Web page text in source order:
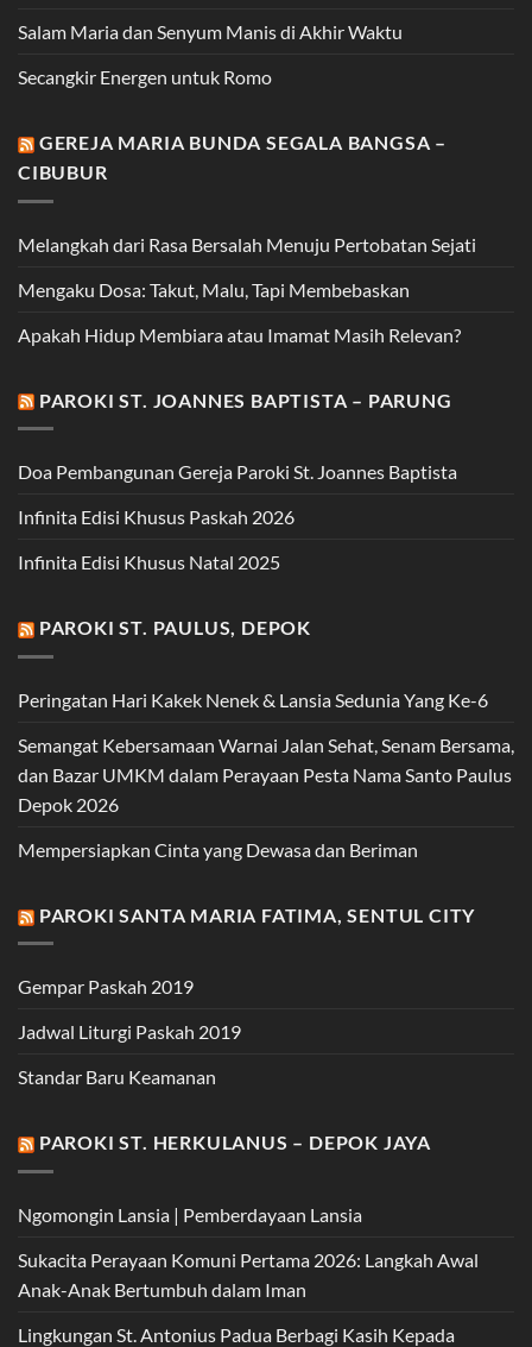
Salam Maria dan Senyum Manis di Akhir Waktu
Secangkir Energen untuk Romo
GEREJA MARIA BUNDA SEGALA BANGSA –
CIBUBUR
Melangkah dari Rasa Bersalah Menuju Pertobatan Sejati
Mengaku Dosa: Takut, Malu, Tapi Membebaskan
Apakah Hidup Membiara atau Imamat Masih Relevan?
PAROKI ST. JOANNES BAPTISTA – PARUNG
Doa Pembangunan Gereja Paroki St. Joannes Baptista
Infinita Edisi Khusus Paskah 2026
Infinita Edisi Khusus Natal 2025
PAROKI ST. PAULUS, DEPOK
Peringatan Hari Kakek Nenek & Lansia Sedunia Yang Ke-6
Semangat Kebersamaan Warnai Jalan Sehat, Senam Bersama,
dan Bazar UMKM dalam Perayaan Pesta Nama Santo Paulus
Depok 2026
Mempersiapkan Cinta yang Dewasa dan Beriman
PAROKI SANTA MARIA FATIMA, SENTUL CITY
Gempar Paskah 2019
Jadwal Liturgi Paskah 2019
Standar Baru Keamanan
PAROKI ST. HERKULANUS – DEPOK JAYA
Ngomongin Lansia | Pemberdayaan Lansia
Sukacita Perayaan Komuni Pertama 2026: Langkah Awal
Anak-Anak Bertumbuh dalam Iman
Lingkungan St. Antonius Padua Berbagi Kasih Kepada